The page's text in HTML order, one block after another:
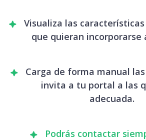
Visualiza las
que quieran incorporarse
Carga de forma manual
invita a tu portal a las
adecuada.
Podrás contactar